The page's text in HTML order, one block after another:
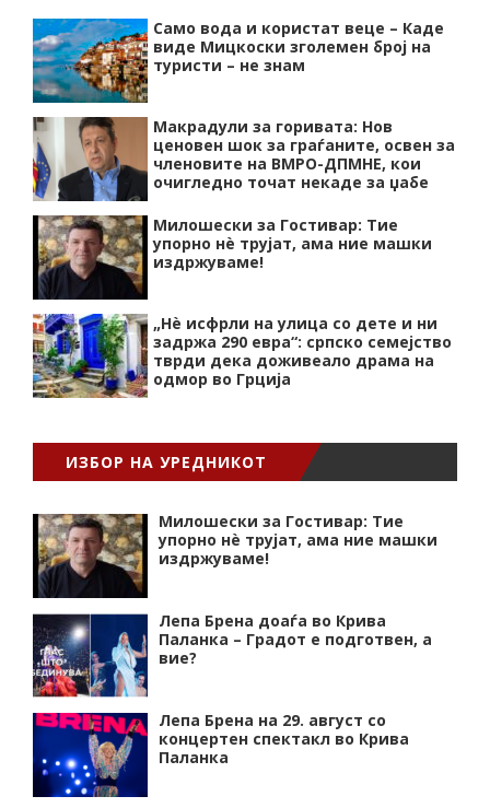
Само вода и користат веце – Каде
виде Мицкоски зголемен број на
туристи – не знам
Макрадули за горивата: Нов
ценовен шок за граѓаните, освен за
членовите на ВМРО-ДПМНЕ, кои
очигледно точат некаде за џабе
Милошески за Гостивар: Тие
упорно нѐ трујат, ама ние машки
издржуваме!
„Нѐ исфрли на улица со дете и ни
задржа 290 евра“: српско семејство
тврди дека доживеало драма на
одмор во Грција
ИЗБОР НА УРЕДНИКОТ
Милошески за Гостивар: Тие
упорно нѐ трујат, ама ние машки
издржуваме!
Лепа Брена доаѓа во Крива
Паланка – Градот е подготвен, а
вие?
Лепа Брена на 29. август со
концертен спектакл во Крива
Паланка